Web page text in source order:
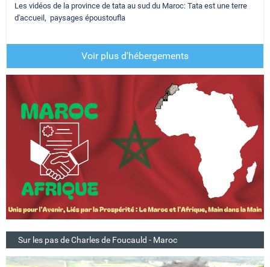
Les vidéos de la province de tata au sud du Maroc: Tata est une terre
d'accueil, paysages époustoufla
Voir plus d'hébergements
Sur les pas de Charles de Foucauld - Maroc